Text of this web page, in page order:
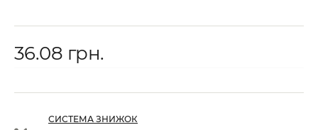
36.08 грн.
СИСТЕМА ЗНИЖОК